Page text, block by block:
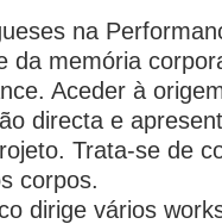
na
da memória
Aceder à
directa e
Trata-se de
corpos.
dirige vários